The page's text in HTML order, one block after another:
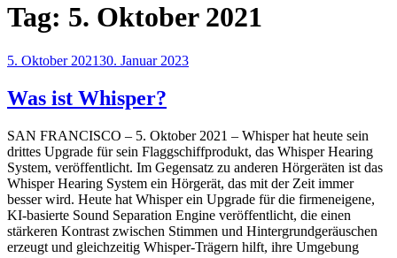
Tag: 5. Oktober 2021
Veröffentlicht
5. Oktober 202130. Januar 2023
Was ist Whisper?
SAN FRANCISCO – 5. Oktober 2021 – Whisper hat heute sein
drittes Upgrade für sein Flaggschiffprodukt, das Whisper Hearing
System, veröffentlicht. Im Gegensatz zu anderen Hörgeräten ist das
Whisper Hearing System ein Hörgerät, das mit der Zeit immer
besser wird. Heute hat Whisper ein Upgrade für die firmeneigene,
KI-basierte Sound Separation Engine veröffentlicht, die einen
stärkeren Kontrast zwischen Stimmen und Hintergrundgeräuschen
erzeugt und gleichzeitig Whisper-Trägern hilft, ihre Umgebung